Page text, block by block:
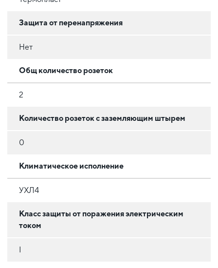
Защита от перенапряжения
Нет
Общ количество розеток
2
Количество розеток с заземляющим штырем
0
Климатическое исполнение
УХЛ4
Класс защиты от поражения электрическим
током